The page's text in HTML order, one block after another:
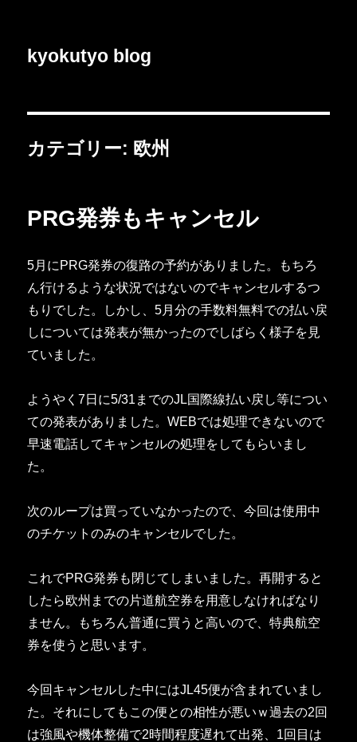
kyokutyo blog
カテゴリー: 欧州
PRG発券もキャンセル
5月にPRG発券の復路の予約がありました。もちろ
ん行けるような状況ではないのでキャンセルするつ
もりでした。しかし、5月分の手数料無料での払い戻
しについては発表が無かったのでしばらく様子を見
ていました。
ようやく7日に5/31までのJL国際線払い戻し等につい
ての発表がありました。WEBでは処理できないので
早速電話してキャンセルの処理をしてもらいまし
た。
次のループは買っていなかったので、今回は使用中
のチケットのみのキャンセルでした。
これでPRG発券も閉じてしまいました。再開すると
したら欧州までの片道航空券を用意しなければなり
ません。もちろん普通に買うと高いので、特典航空
券を使うと思います。
今回キャンセルした中にはJL45便が含まれていまし
た。それにしてもこの便との相性が悪いｗ過去の2回
は強風や機体整備で2時間程度遅れて出発、1回目は